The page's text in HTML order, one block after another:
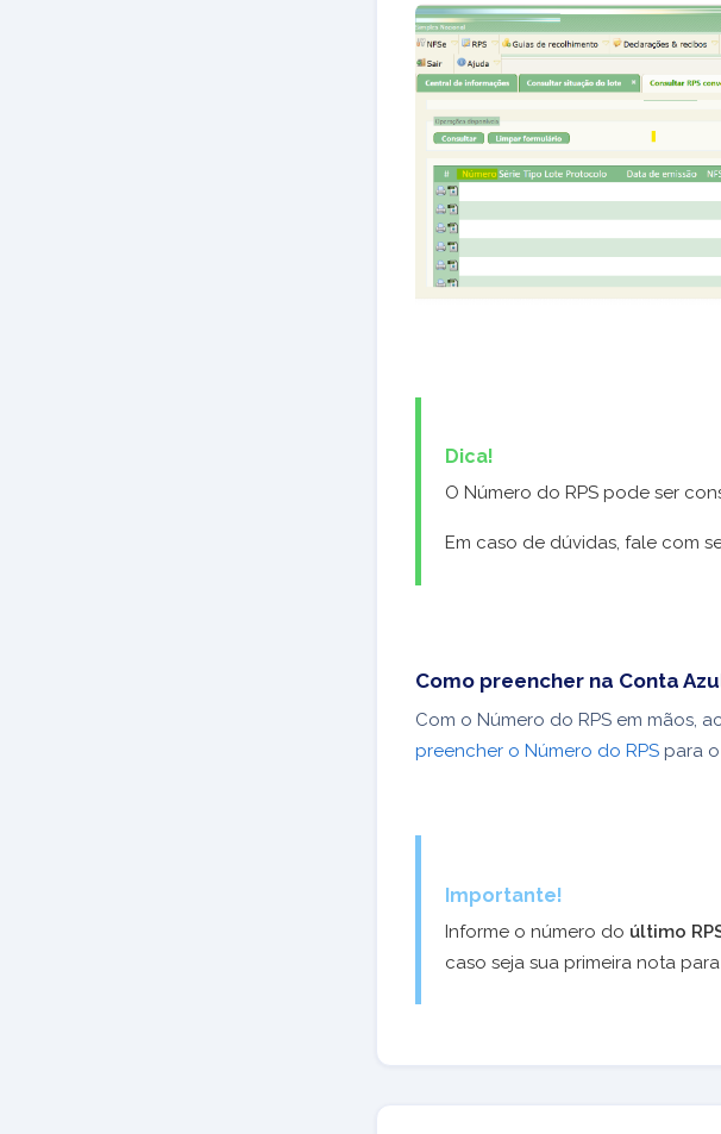
Dica!
O Número do RPS pode ser
Em caso de dúvidas, fale com
Como preencher na Conta
Com o Número do RPS em mãos,
preencher o Número do RPS para
Importante!
Informe o número do último
caso seja sua primeira nota para